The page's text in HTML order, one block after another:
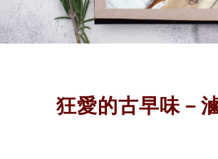
狂愛的古早味－